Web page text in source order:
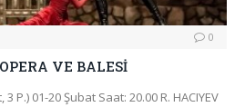
0
VE BALESİ
P.) 01-20 Şubat Saat: 20.00 R. HACIYEV